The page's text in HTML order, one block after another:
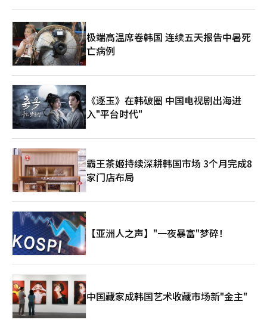
极端高温席卷韩国 连续五天报告中暑死
亡病例
《逐玉》在韩破圈 中国电视剧出海进
入"平台时代"
霸王茶姬持续深耕韩国市场 3个月完成8
家门店布局
【亚洲人之声】"一夜暴富"梦碎！
中国藏家成韩国艺术收藏市场新"金主"